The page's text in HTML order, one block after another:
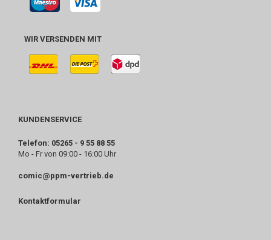
WIR VERSENDEN MIT
KUNDENSERVICE
Telefon: 05265 - 9 55 88 55
Mo - Fr von 09:00 - 16:00 Uhr
comic@ppm-vertrieb.de
Kontaktformular